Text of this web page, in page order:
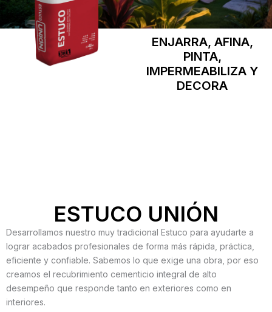
ENJARRA, AFINA,
PINTA,
IMPERMEABILIZA Y
DECORA
ESTUCO UNIÓN
Desarrollamos nuestro muy tradicional Estuco para ayudarte a
lograr acabados profesionales de forma más rápida, práctica,
eficiente y confiable. Sabemos lo que exige una obra, por eso
creamos el recubrimiento cementicio integral de alto
desempeño que responde tanto en exteriores como en
interiores.